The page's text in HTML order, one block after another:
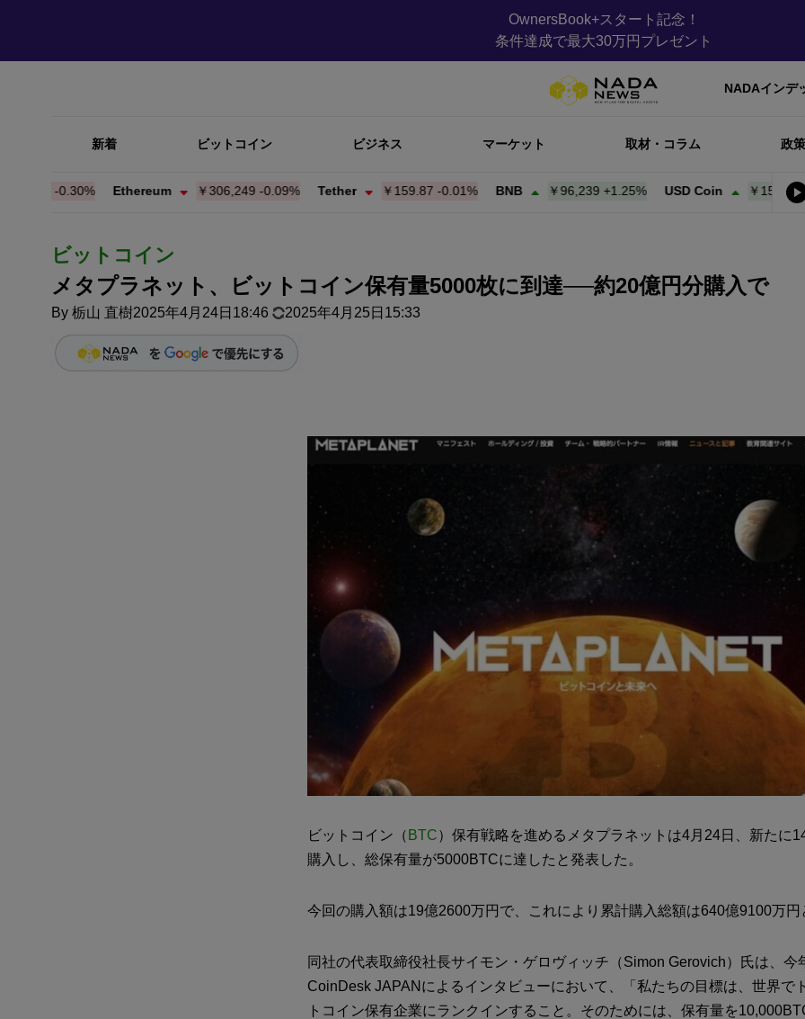
OwnersBook+スタート記念！
条件達成で最大30万円プレゼント
NADAインデ
新着 ビットコイン ビジネス マーケット 取材・コラム 政
-0.30% Ethereum ￥306,188-0.11% Tether ￥159.87-0.01% BNB ￥96,233+ 1.24% USD Coin ￥159.97+
ビットコイン
メタプラネット、ビットコイン保有量5000枚に到達──約20億円分購入で
By 栃山 直樹2025年4月24日18:46 2025年4月25日15:33
ビットコイン（ BTC）保有戦略を進めるメタプラネットは4月24日、新たに
購入し、総保有量が5000BTCに達したと発表した。
今回の購入額は19億2600万円で、これにより累計購入総額は640億9100万円
同社の代表取締役社長サイモン・ゲロヴィッチ（Simon Gerovich）氏は、今
CoinDesk JAPANによるインタビューにおいて、「私たちの目標は、世界で
トコイン保有企業にランクインすること。そのためには、保有量を